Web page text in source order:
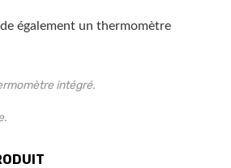
également un thermomètre
intégré.